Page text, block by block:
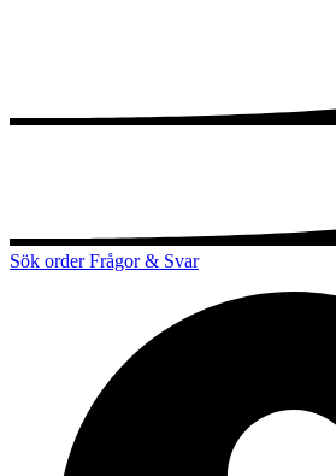
Sök orderFrågor & Svar